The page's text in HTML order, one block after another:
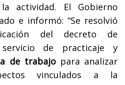
actividad. El Gobierno
e informó: “Se resolvió
del decreto de
servicio de practicaje y
de trabajo para analizar
vinculados a la